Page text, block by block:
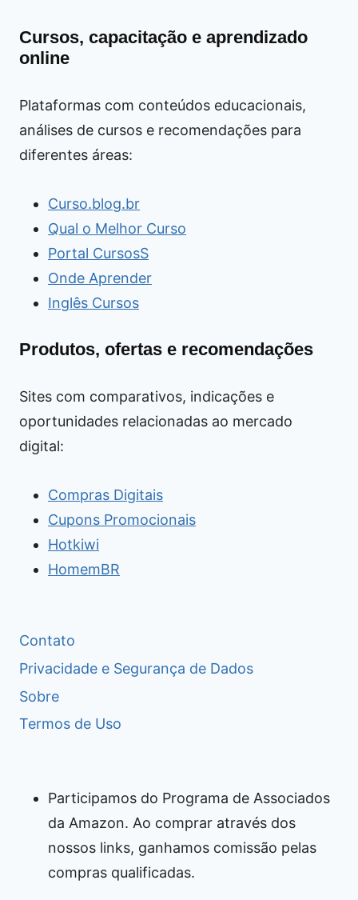
Cursos, capacitação e aprendizado
online
Plataformas com conteúdos educacionais,
análises de cursos e recomendações para
diferentes áreas:
Curso.blog.br
Qual o Melhor Curso
Portal CursosS
Onde Aprender
Inglês Cursos
Produtos, ofertas e recomendações
Sites com comparativos, indicações e
oportunidades relacionadas ao mercado
digital:
Compras Digitais
Cupons Promocionais
Hotkiwi
HomemBR
Contato
Privacidade e Segurança de Dados
Sobre
Termos de Uso
Participamos do Programa de Associados
da Amazon. Ao comprar através dos
nossos links, ganhamos comissão pelas
compras qualificadas.